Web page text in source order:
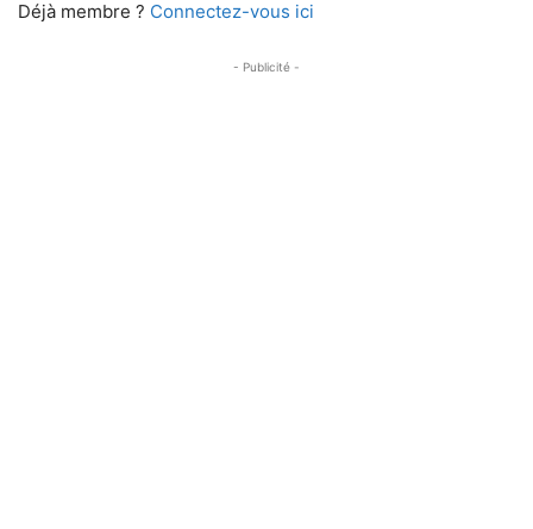
Déjà membre ? Connectez-vous ici
- Publicité -